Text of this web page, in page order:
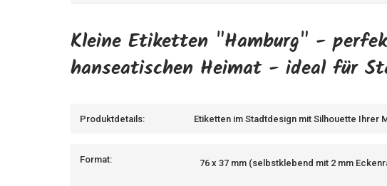
Kleine Etiketten "Hamburg" -
hanseatischen Heimat - ideal für
Produktdetails: Etiketten im Stadtdesign mit Silhouette
Format: 76 x 37 mm (selbstklebend mit 2 mm